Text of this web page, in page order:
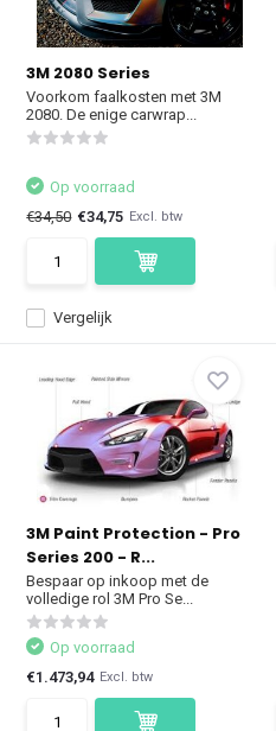
3M 2080 Series
Voorkom faalkosten met 3M
2080. De enige carwrap...
Vergelijk
Op voorraad
€34,50 €34,75 Excl. btw
3M Paint Protection - Pro
Series 200 - R...
Bespaar op inkoop met de
volledige rol 3M Pro Se...
Op voorraad
€1.473,94 Excl. btw